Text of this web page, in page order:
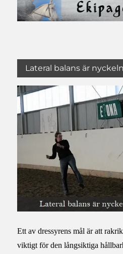
Lateral balans är
Ett av dressyrens mål är att
viktigt för den långsiktiga